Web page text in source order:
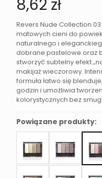
8,62 zł
Revers Nude Collection
matowych cieni do
naturalnego i
dobrane pastelowe oraz
stworzyć subtelny efekt
makijaż wieczorowy.
formuła łatwo się
godzin i umożliwia
kolorystycznych bez
Powiązane produkty: